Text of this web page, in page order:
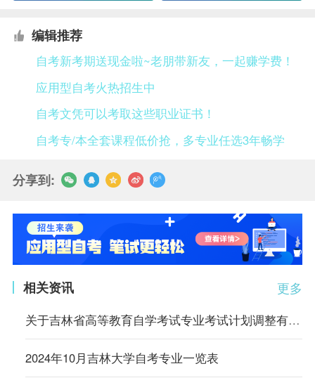
编辑推荐
自考新考期送现金啦~老朋带新友，一起赚学费！
应用型自考火热招生中
自考文凭可以考取这些职业证书！
自考专/本全套课程低价抢，多专业任选3年畅学
分享到:
更多
相关资讯
关于吉林省高等教育自学考试专业考试计划调整有关事项的通知
2024年10月吉林大学自考专业一览表